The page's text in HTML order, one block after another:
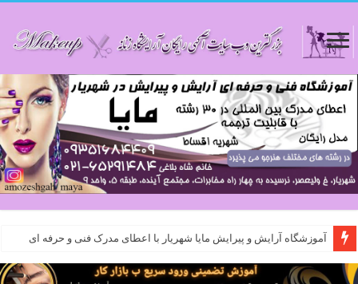
آموزشگاه آرایش و پیرایش مایا شهریار با اعطای مدرک فنی و حرفه ای